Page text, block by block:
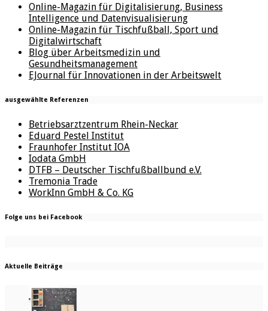
Online-Magazin für Digitalisierung, Business
Intelligence und Datenvisualisierung
Online-Magazin für Tischfußball, Sport und
Digitalwirtschaft
Blog über Arbeitsmedizin und
Gesundheitsmanagement
EJournal für Innovationen in der Arbeitswelt
ausgewählte Referenzen
Betriebsarztzentrum Rhein-Neckar
Eduard Pestel Institut
Fraunhofer Institut IOA
Iodata GmbH
DTFB – Deutscher Tischfußballbund e.V.
Tremonia Trade
WorkInn GmbH & Co. KG
Folge uns bei Facebook
Aktuelle Beiträge